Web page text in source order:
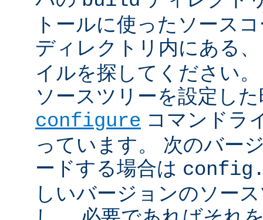
トールに使ったソース
ディレクトリ内にある
イルを探してください
ソースツリーを設定し
configure コマンドラ
っています。 次のバー
ードする場合は
しいバージョンのソー